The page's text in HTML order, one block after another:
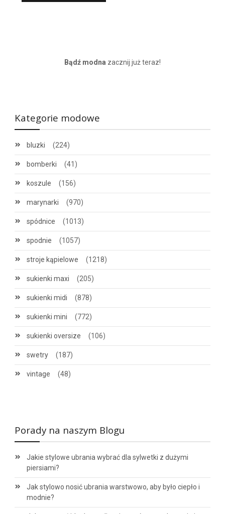
Bądź modna zacznij już teraz!
Kategorie modowe
bluzki (224)
bomberki (41)
koszule (156)
marynarki (970)
spódnice (1013)
spodnie (1057)
stroje kąpielowe (1218)
sukienki maxi (205)
sukienki midi (878)
sukienki mini (772)
sukienki oversize (106)
swetry (187)
vintage (48)
Porady na naszym Blogu
Jakie stylowe ubrania wybrać dla sylwetki z dużymi
piersiami?
Jak stylowo nosić ubrania warstwowo, aby było ciepło i
modnie?